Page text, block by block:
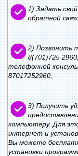
1) Задать
обратной
2) Позвонить
8(701)725
телефонной
87017252960;
3) Получить
компьютеру. Для
интернет и
Вы можете
установки